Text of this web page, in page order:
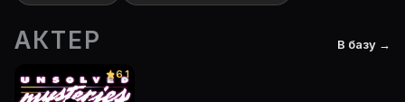
АКТЕР В базу →
6.1